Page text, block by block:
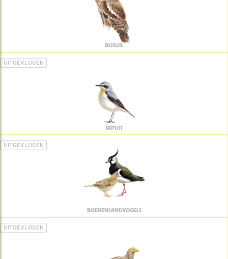
BOSUIL
UITGEVLOGEN
TAPUIT
UITGEVLOGEN
BOERENLANDVOGELS
UITGEVLOGEN